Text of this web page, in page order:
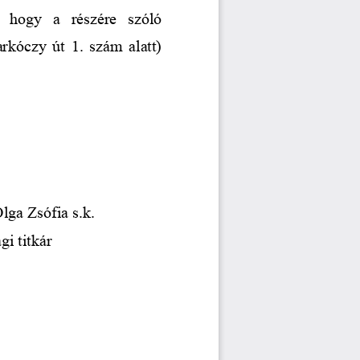
,   hogy   a   részére   szóló
út 1 szám alatt)
Zsófia s.k.
titkár